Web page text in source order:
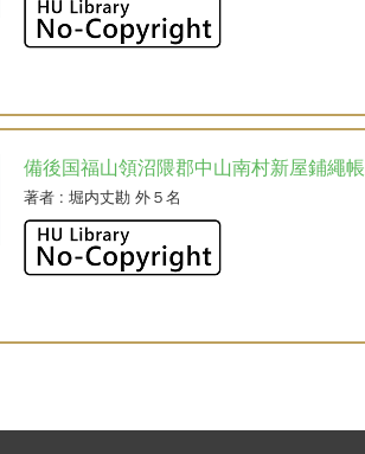
備後国福山領沼隈郡中山南村新屋鋪繩帳
著者: 堀内丈勘 外５名